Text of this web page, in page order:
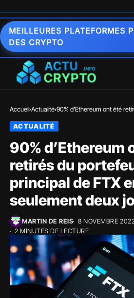
MEILLEURES PLATEFORMES
DES CRYPTO
Accueil Actualité 90% d’Ethereum ont été
ACTUALITÉ
90% d’Ethereum
retirés du
principal de FTX
seulement deux
MARTIN DE REIS
8 NOVEMBRE
2 MINUTES DE LECTURE